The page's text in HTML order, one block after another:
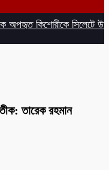
অপহৃত কিশোরীকে সিলেটে
তারেক রহমান